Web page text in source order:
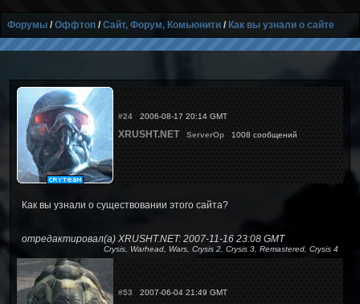
Форумы /Оффтоп /Сайт, Форум, Комьюнити / Как вы узнали о сайте
#24 2006-08-17 20:14 GMT
XRUSHT.NET ServerOp 1008 сообщений
Как вы узнали о существовании этого сайта?
отредактировал(а) XRUSHT.NET: 2007-11-16 23:08 GMT
Crysis, Warhead, Wars, Crysis 2, Crysis 3, Remastered, Crysis 4
#53 2007-06-04 21:49 GMT